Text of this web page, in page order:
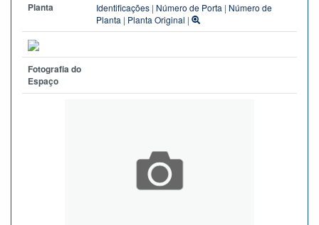
Planta
Identificações | Número de Porta | Número de
Planta | Planta Original |
Fotografia do
Espaço